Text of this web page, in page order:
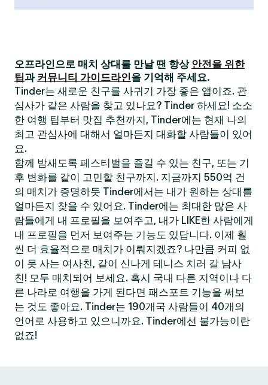
오프라인으로 매치 상대를 만날 땐 항상 안전을 위한
팁과 커뮤니티 가이드라인을 기억해 주세요.
Tinder는 새로운 친구를 사귀기 가장 좋은 앱이죠. 관
심사가 같은 사람을 찾고 있나요? Tinder 하세요! 소소
한 여행 팁부터 맛집 추천까지, Tinder에는 현재 나의
최고 관심사에 대해서 얼마든지 대화할 사람들이 있어
요.
함께 밤새도록 페스티벌을 즐길 수 있는 친구, 또는 기
후 변화를 같이 고민할 친구까지. 지금까지 550억 건
의 매치가 증명하듯 Tinder에서는 내가 원하는 상대를
얼마든지 찾을 수 있어요. Tinder에는 최대한 많은 사
람들에게 내 프로필을 보여주고, 내가 LIKE한 사람에게
내 프로필을 먼저 보여주는 기능도 있답니다. 이제 훨
씬 더 효율적으로 매치가 이뤄지겠죠? 나만큼 커피 없
이 못 사는 여사친, 같이 신나게 테니스 치러 갈 남사
친! 모두 매치되어 보세요. 혹시 국내 다른 지역이나 다
른 나라로 여행을 가게 된다면 패스포트 기능을 써보
는 것도 좋아요. Tinder는 190개국 사람들이 40개의
언어로 사용하고 있으니까요. Tinder에선 불가능이란
없죠!